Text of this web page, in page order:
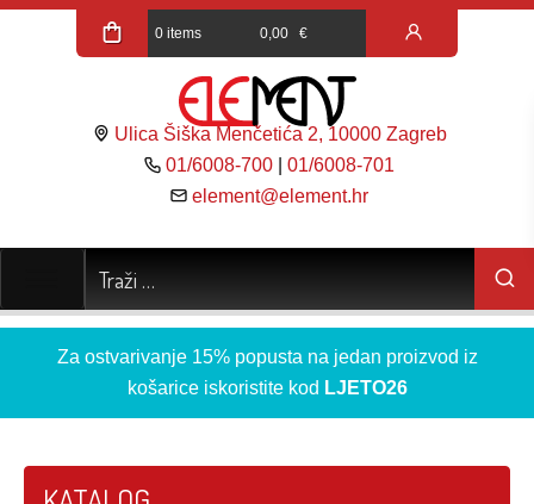
0 items 0,00 €
Ulica Šiška Menčetića 2, 10000 Zagreb
01/6008-700 |01/6008-701
element@element.hr
Za ostvarivanje 15% popusta na jedan proizvod iz
košarice iskoristite kod LJETO26